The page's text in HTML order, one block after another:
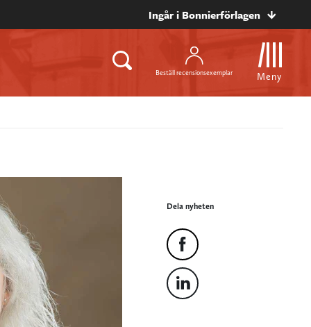
Ingår i Bonnierförlagen
Beställ recensionsexemplar Meny
Dela nyheten